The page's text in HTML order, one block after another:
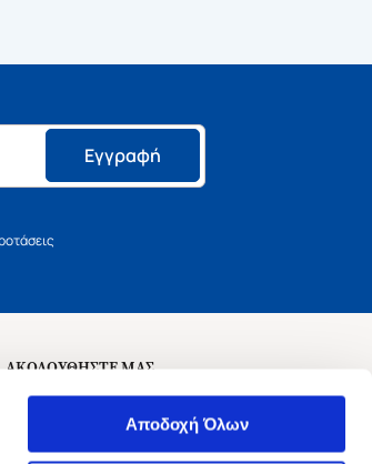
Αποδοχή Όλων
Εγγραφή
ΑΚΟΛΟΥΘΗΣΤΕ ΜΑΣ